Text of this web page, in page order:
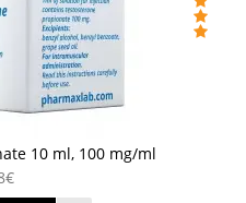
10 ml, 100 mg/ml